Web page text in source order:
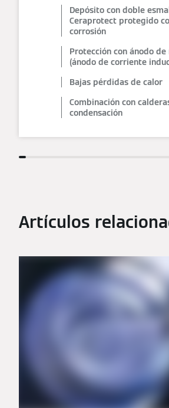
Depósito con doble
Ceraprotect protegido
corrosión
Protección con ánodo
(ánodo de corriente
Bajas pérdidas de calor
Combinación con
condensación
Artículos